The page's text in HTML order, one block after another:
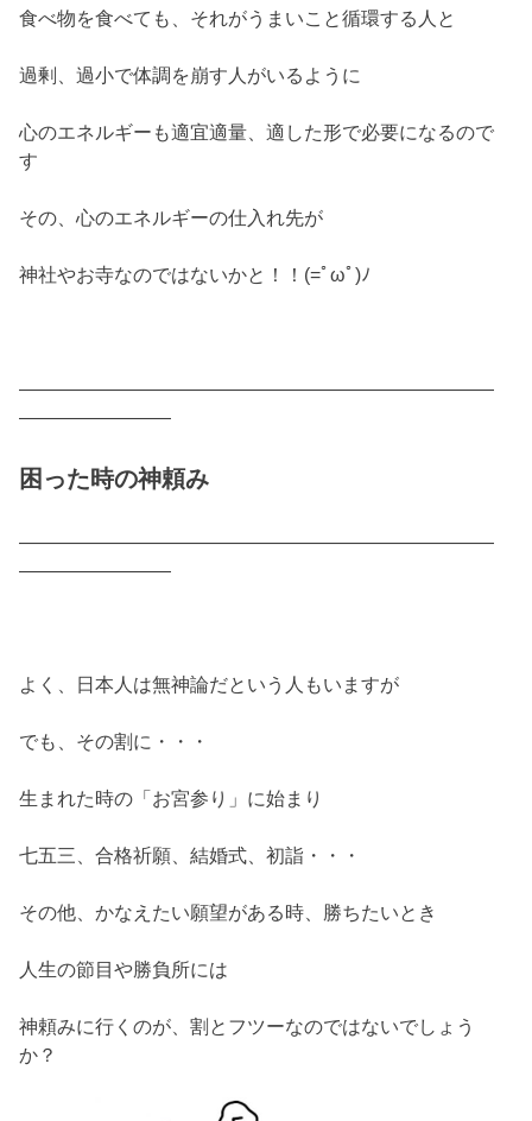
食べ物を食べても、それがうまいこと循環する人と
過剰、過小で体調を崩す人がいるように
心のエネルギーも適宜適量、適した形で必要になるので
す
その、心のエネルギーの仕入れ先が
神社やお寺なのではないかと！！(=ﾟωﾟ)ﾉ
―――――――――――――――――――――――――
――――――――
困った時の神頼み
―――――――――――――――――――――――――
――――――――
よく、日本人は無神論だという人もいますが
でも、その割に・・・
生まれた時の「お宮参り」に始まり
七五三、合格祈願、結婚式、初詣・・・
その他、かなえたい願望がある時、勝ちたいとき
人生の節目や勝負所には
神頼みに行くのが、割とフツーなのではないでしょう
か？